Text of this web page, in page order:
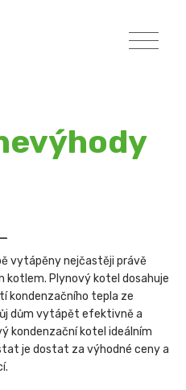
vytápěny nejčastěji právě
kotlem. Plynový kotel dosahuje
kondenzačního tepla ze
dům vytápět efektivně a
kondenzační kotel ideálním
je dostat za výhodné ceny a